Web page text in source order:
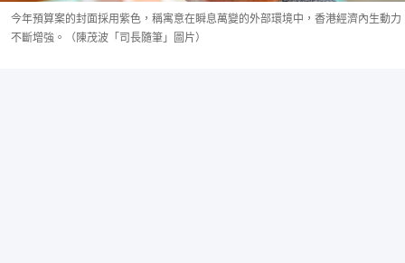
今年預算案的封面採用紫色，稱寓意在瞬息萬變的外部環境中，香港經濟內生動力
不斷增強。（陳茂波「司長隨筆」圖片）